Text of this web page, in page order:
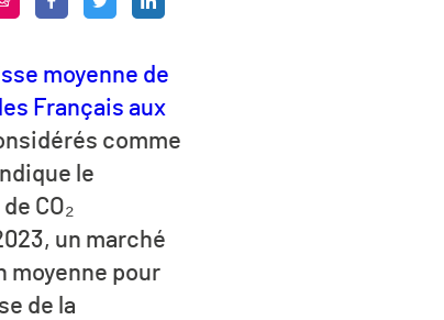
moyenne de
Français aux
comme
le
CO₂
un marché
moyenne pour
de la